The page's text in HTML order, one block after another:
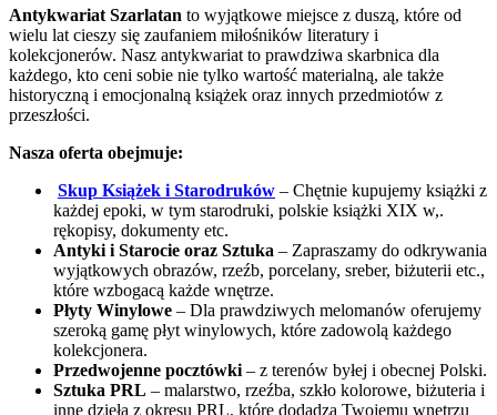
Antykwariat Szarlatan to wyjątkowe miejsce z duszą, które od
wielu lat cieszy się zaufaniem miłośników literatury i
kolekcjonerów. Nasz antykwariat to prawdziwa skarbnica dla
każdego, kto ceni sobie nie tylko wartość materialną, ale także
historyczną i emocjonalną książek oraz innych przedmiotów z
przeszłości.
Nasza oferta obejmuje:
Skup Książek i Starodruków – Chętnie kupujemy książki z
każdej epoki, w tym starodruki, polskie książki XIX w,.
rękopisy, dokumenty etc.
Antyki i Starocie oraz Sztuka – Zapraszamy do odkrywania
wyjątkowych obrazów, rzeźb, porcelany, sreber, biżuterii etc.,
które wzbogacą każde wnętrze.
Płyty Winylowe – Dla prawdziwych melomanów oferujemy
szeroką gamę płyt winylowych, które zadowolą każdego
kolekcjonera.
Przedwojenne pocztówki – z terenów byłej i obecnej Polski.
Sztuka PRL – malarstwo, rzeźba, szkło kolorowe, biżuteria i
inne dzieła z okresu PRL, które dodadzą Twojemu wnętrzu